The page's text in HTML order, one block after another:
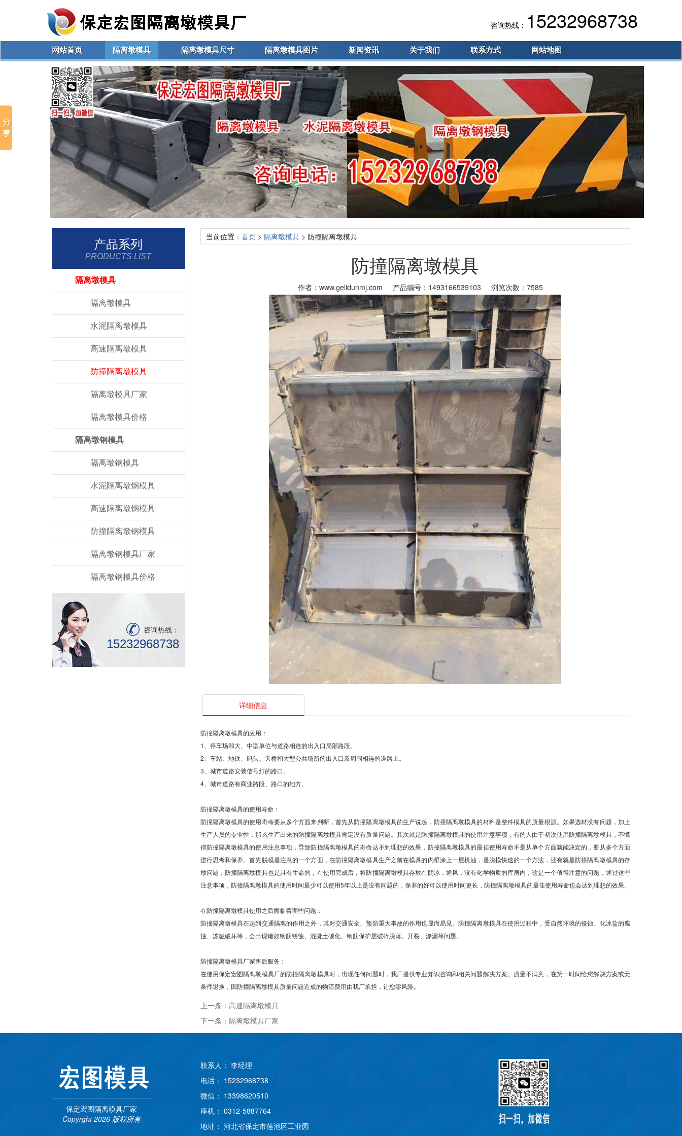
咨询热线： 15232968738
网站首页 隔离墩模具 隔离墩模具尺寸 隔离墩模具图片 新闻资讯 关于我们 联系方式 网站地图
产品系列
PRODUCTS LIST
隔离墩模具
隔离墩模具
水泥隔离墩模具
高速隔离墩模具
防撞隔离墩模具
隔离墩模具厂家
隔离墩模具价格
隔离墩钢模具
隔离墩钢模具
水泥隔离墩钢模具
高速隔离墩钢模具
防撞隔离墩钢模具
隔离墩钢模具厂家
隔离墩钢模具价格
咨询热线：
15232968738
当前位置： 首页> 隔离墩模具> 防撞隔离墩模具
防撞隔离墩模具
作者：www.gelidunmj.com 产品编号：1493166539103 浏览次数：7585
详细信息
防撞隔离墩模具的应用：
1、停车场和大、中型单位与道路相连的出入口局部路段。
2、车站、地铁、码头、天桥和大型公共场所的出入口及周围相连的道路上。
3、城市道路安装信号灯的路口。
4、城市道路有商业路段、路口的地方。
防撞隔离墩模具的使用寿命：
防撞隔离墩模具的使用寿命要从多个方面来判断，首先从防撞隔离墩模具的生产说起，防撞隔离墩模具的材料是整件模具的质量根源。如果选材没有问题，加上
生产人员的专业性，那么生产出来的防撞隔离墩模具肯定没有质量问题。其次就是防撞隔离墩模具的使用注意事项，有的人由于初次使用防撞隔离墩模具，不懂
得防撞隔离墩模具的使用注意事项，导致防撞隔离墩模具的寿命达不到理想的效果，防撞隔离墩模具的最佳使用寿命不是从单个方面就能决定的，要从多个方面
进行思考和保养。首先脱模是注意的一个方面，在防撞隔离墩模具生产之前在模具的内壁涂上一层机油，是脱模快速的一个方法，还有就是防撞隔离墩模具的存
放问题，防撞隔离墩模具也是具有生命的，在使用完成后，将防撞隔离墩模具存放在阴凉，通风，没有化学物质的库房内，这是一个值得注意的问题，通过这些
注意事项，防撞隔离墩模具的使用时间最少可以使用5年以上是没有问题的，保养的好可以使用时间更长，防撞隔离墩模具的最佳使用寿命也会达到理想的效果。
在防撞隔离墩模具使用之后面临着哪些问题：
防撞隔离墩模具在起到交通隔离的作用之外，其对交通安全、预防重大事故的作用也显而易见。防撞隔离墩模具在使用过程中，受自然环境的侵蚀、化冰盐的腐
蚀、冻融破坏等，会出现诸如钢筋锈蚀、混凝土碳化、钢筋保护层破碎脱落、开裂、渗漏等问题。
防撞隔离墩模具厂家售后服务：
在使用保定宏图隔离墩模具厂的防撞隔离墩模具时，出现任何问题时，我厂提供专业知识咨询和相关问题解决方案。质量不满意，在第一时间给您解决方案或无
条件退换，因防撞隔离墩模具质量问题造成的物流费用由我厂承担，让您零风险。
上一条： 高速隔离墩模具
下一条： 隔离墩模具厂家
保定宏图隔离模具厂家
Copyrght 2026 版权所有
联系人： 李经理
电话： 15232968738
微信： 13398620510
座机： 0312-5887764
地址： 河北省保定市莲池区工业园